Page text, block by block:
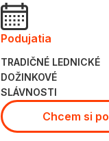
Img 3288
Podujatia
TRADIČNÉ LEDNICKÉ
DOŽINKOVÉ
SLÁVNOSTI
Chcem si